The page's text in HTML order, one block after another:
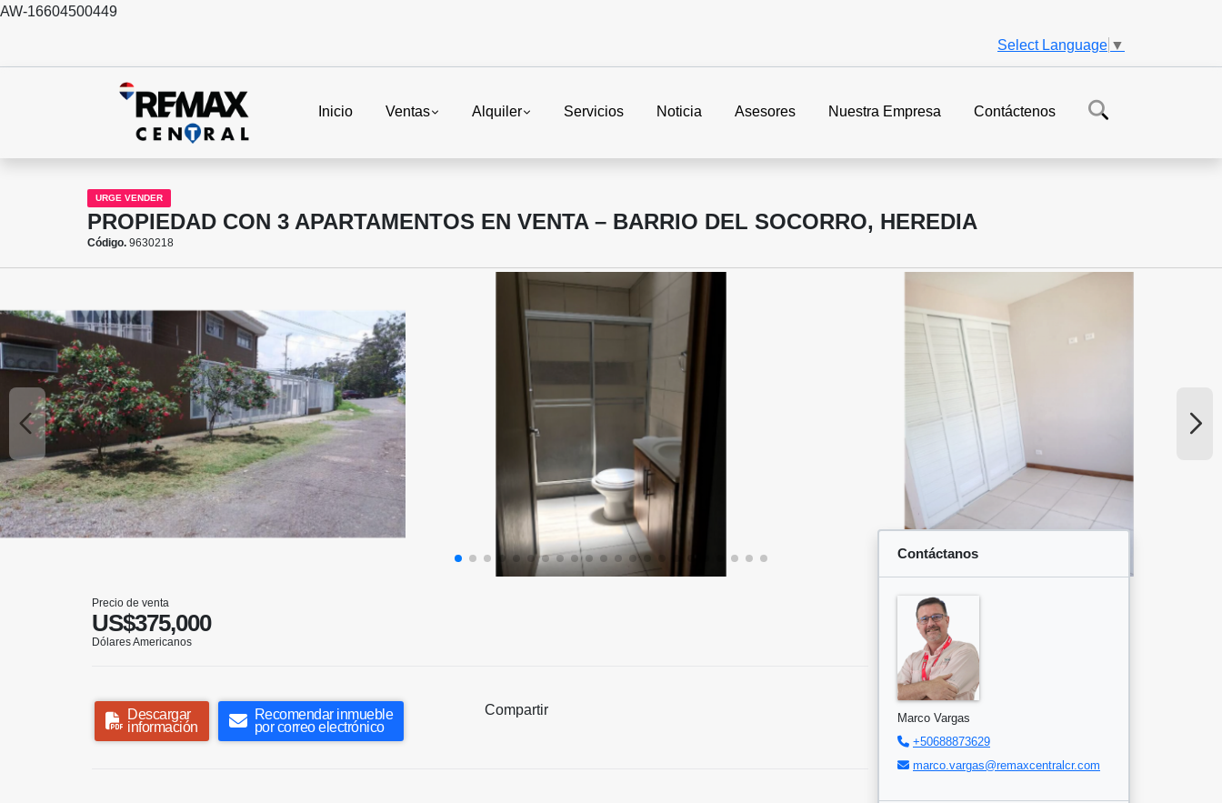
AW-16604500449
Select Language ▼
Inicio Ventas Alquiler Servicios Noticia Asesores Nuestra Empresa Contáctenos
URGE VENDER
PROPIEDAD CON 3 APARTAMENTOS EN VENTA – BARRIO DEL SOCORRO, HEREDIA
Código. 9630218
Precio de venta
US$375,000
Dólares Americanos
Descargar
información
Recomendar inmueble
por correo electrónico
Compartir
Contáctanos
Marco Vargas
+50688873629
marco.vargas@remaxcentralcr.com